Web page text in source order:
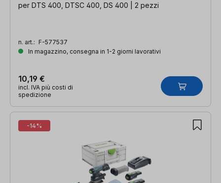
per DTS 400, DTSC 400, DS 400 | 2 pezzi
n. art.: F-577537
In magazzino, consegna in 1-2 giorni lavorativi
10,19 €
incl. IVA più costi di
spedizione
-14%